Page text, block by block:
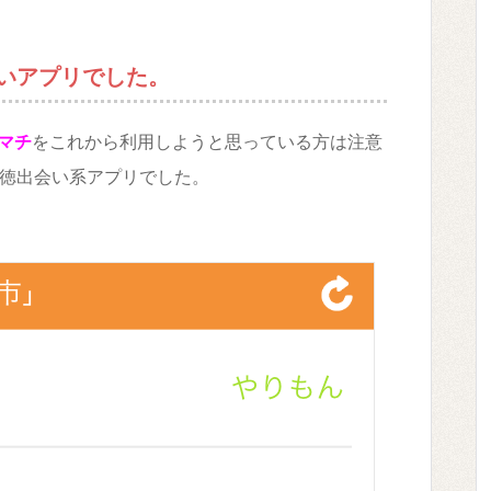
アプリでした。
チをこれから利用しようと思っている方は注意
出会い系アプリでした。